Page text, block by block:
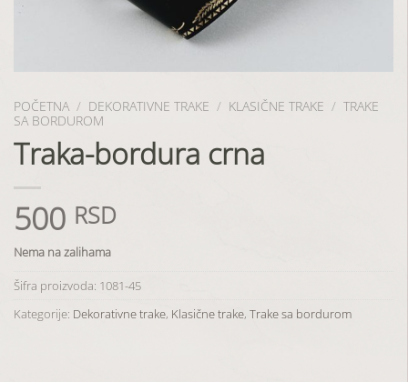
POČETNA / DEKORATIVNE TRAKE / KLASIČNE TRAKE / TRAKE
SA BORDUROM
Traka-bordura crna
500 RSD
Nema na zalihama
Šifra proizvoda: 1081-45
Kategorije: Dekorativne trake, Klasične trake, Trake sa bordurom